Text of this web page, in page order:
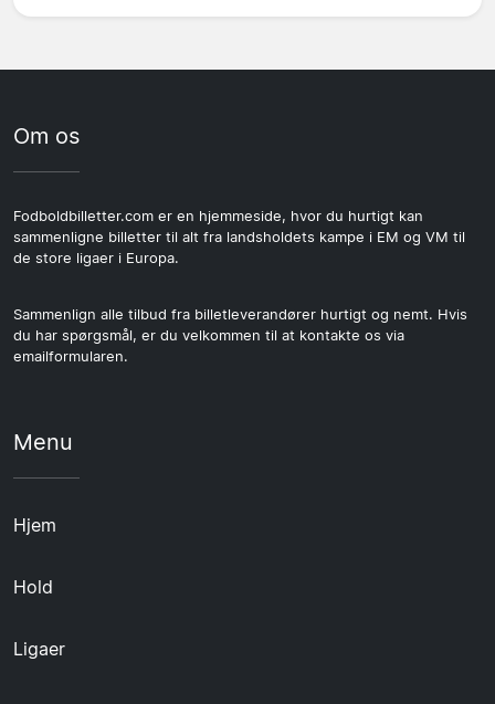
Om os
Fodboldbilletter.com er en hjemmeside, hvor du hurtigt kan
sammenligne billetter til alt fra landsholdets kampe i EM og VM til
de store ligaer i Europa.
Sammenlign alle tilbud fra billetleverandører hurtigt og nemt. Hvis
du har spørgsmål, er du velkommen til at kontakte os via
emailformularen.
Menu
Hjem
Hold
Ligaer